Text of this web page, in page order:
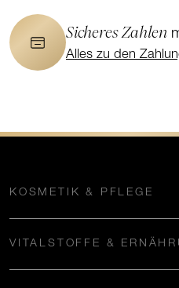
Sicheres Zahlen
Alles zu den
KOSMETIK & PFLEGE
VITALSTOFFE &